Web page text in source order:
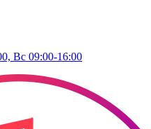
Вс 09:00-16:00